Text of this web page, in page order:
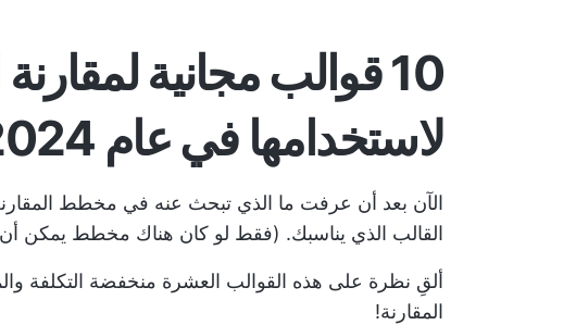
10 قوالب مجانية
لاستخدامها في عام 2024
الآن بعد أن عرفت ما الذي تبحث عنه في مخطط
القالب الذي يناسبك. (فقط لو كان هناك مخطط يمكن
ألقِ نظرة على هذه القوالب العشرة منخفضة التكلفة
المقارنة!